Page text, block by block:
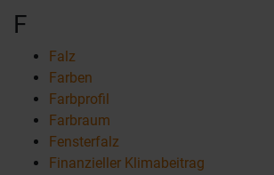
F
Falz
Farben
Farbprofil
Farbraum
Fensterfalz
Finanzieller Klimabeitrag